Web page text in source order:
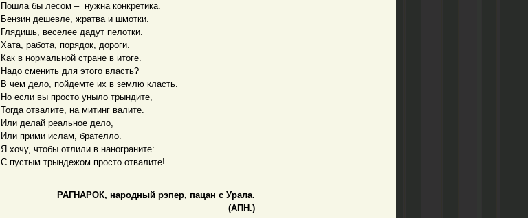
Пошла бы лесом – нужна конкретика.
Бензин дешевле, жратва и шмотки.
Глядишь, веселее дадут пелотки.
Хата, работа, порядок, дороги.
Как в нормальной стране в итоге.
Надо сменить для этого власть?
В чем дело, пойдемте их в землю класть.
Но если вы просто уныло трындите,
Тогда отвалите, на митинг валите.
Или делай реальное дело,
Или прими ислам, брателло.
Я хочу, чтобы отлили в нанограните:
С пустым трындежом просто отвалите!
РАГНАРОК, народный рэпер, пацан с Урала.
(АПН.)